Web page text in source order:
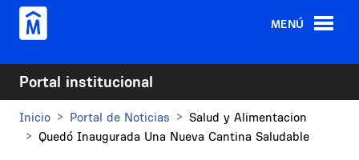
Pasar al contenido principal
MENÚ
Portal institucional
Inicio Portal de Noticias
Salud y Alimentacion
Quedó Inaugurada Una Nueva Cantina Saludable